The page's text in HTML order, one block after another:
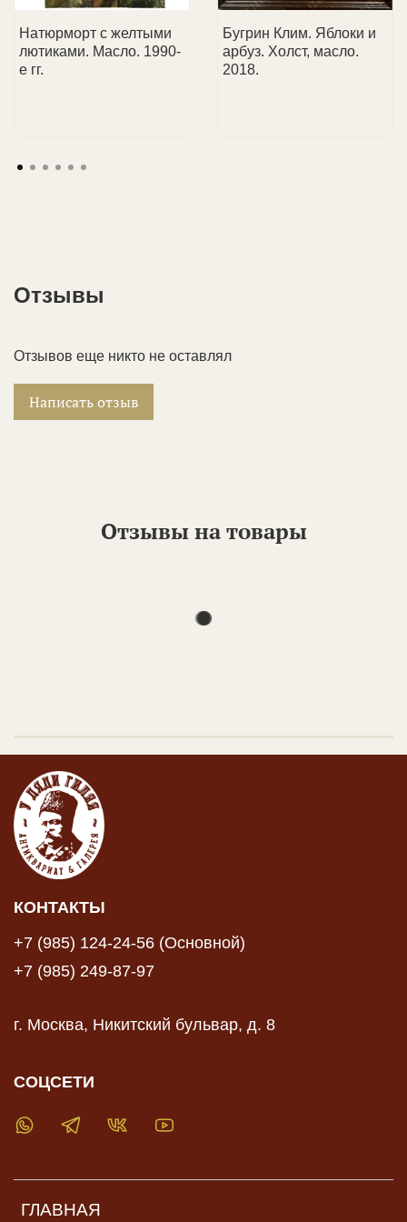
детали доставки.
Натюрморт с желтыми
лютиками. Масло. 1990-
е гг.
Бугрин Клим. Яблоки и
арбуз. Холст, масло.
2018.
Отзывы
Отзывов еще никто не оставлял
Написать отзыв
Отзывы на товары
ГЛАВНАЯ
КОНТАКТЫ
+7 (985) 124-24-56 (Основной)
+7 (985) 249-87-97
г. Москва, Никитский бульвар, д. 8
СОЦСЕТИ